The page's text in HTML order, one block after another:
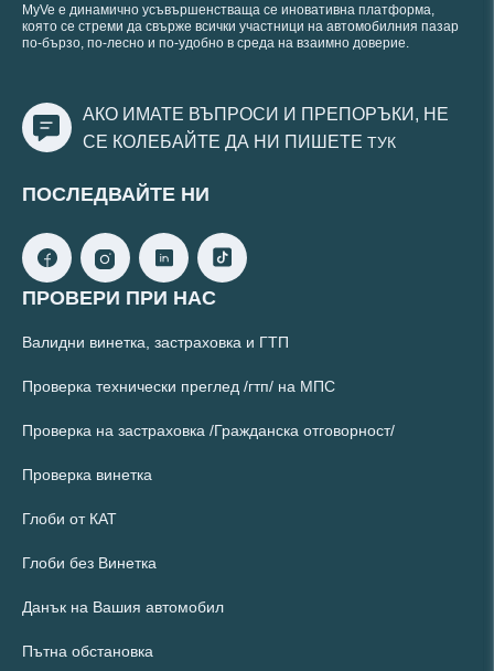
MyVe е динамично усъвършенстваща се иновативна платформа,
която се стреми да свърже всички участници на автомобилния пазар
по-бързо, по-лесно и по-удобно в среда на взаимно доверие.
АКО ИМАТЕ ВЪПРОСИ И ПРЕПОРЪКИ, НЕ
СЕ КОЛЕБАЙТЕ ДА НИ ПИШЕТЕ ТУК
ПОСЛЕДВАЙТЕ НИ
ПРОВЕРИ ПРИ НАС
Валидни винетка, застраховка и ГТП
Проверка технически преглед /гтп/ на МПС
Проверка на застраховка /Гражданска отговорност/
Проверка винетка
Глоби от КАТ
Глоби без Винетка
Данък на Вашия автомобил
Пътна обстановка